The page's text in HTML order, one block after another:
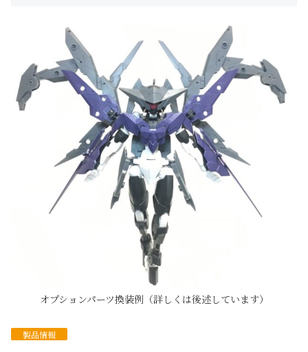
オプションパーツ換装例（詳しくは後述しています）
製品情報